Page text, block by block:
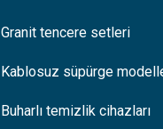
Granit tencere setleri
Kablosuz süpürge
Buharlı temizlik cihazları